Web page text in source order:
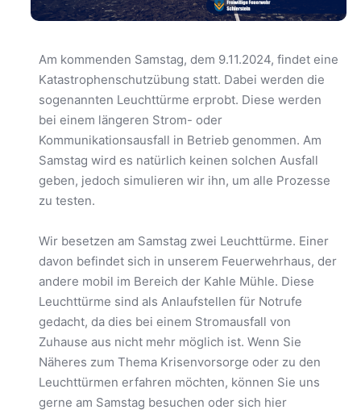
Am kommenden Samstag, dem 9.11.2024, findet eine
Katastrophenschutzübung statt. Dabei werden die
sogenannten Leuchttürme erprobt. Diese werden
bei einem längeren Strom- oder
Kommunikationsausfall in Betrieb genommen. Am
Samstag wird es natürlich keinen solchen Ausfall
geben, jedoch simulieren wir ihn, um alle Prozesse
zu testen.
Wir besetzen am Samstag zwei Leuchttürme. Einer
davon befindet sich in unserem Feuerwehrhaus, der
andere mobil im Bereich der Kahle Mühle. Diese
Leuchttürme sind als Anlaufstellen für Notrufe
gedacht, da dies bei einem Stromausfall von
Zuhause aus nicht mehr möglich ist. Wenn Sie
Näheres zum Thema Krisenvorsorge oder zu den
Leuchttürmen erfahren möchten, können Sie uns
gerne am Samstag besuchen oder sich hier